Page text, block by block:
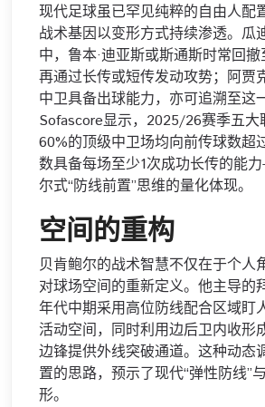
现代足球虽已罕见纯粹的自由人配
战术基因以变形方式持续渗透。瓜
中，鲁本·迪亚斯或斯通斯时常回撤
再通过长传或短传发动攻势；阿贾
中卫具备出球能力，亦可追溯至这
Sofascore显示，2025/26赛季五
60%的顶级中卫场均向前传球数超
数具备每场至少1次成功长传的能
尔式“防线前置”思维的量化体现。
空间的重构
贝肯鲍尔的战术智慧不仅在于个人
对球场空间的重新定义。他主导的
年代中期采用高位防线配合区域盯
活动空间，同时利用边后卫内收形
边锋提供外线突破通道。这种动态
置的思路，预示了现代“弹性防线”
形。